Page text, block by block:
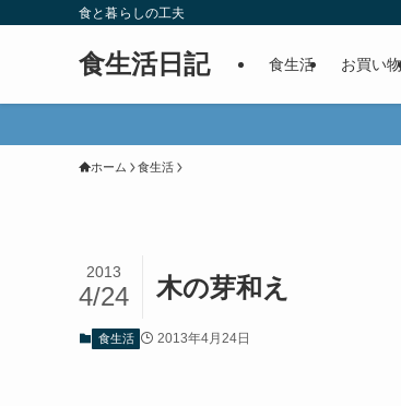
食と暮らしの工夫
食生活日記 食生活 お買い物
ホーム 食生活
木の芽和え
2013
4/24
食生活 2013年4月24日